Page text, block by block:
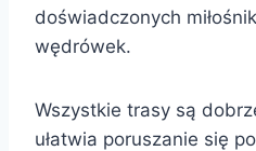
doświadczonych
wędrówek.
Wszystkie trasy są
ułatwia poruszanie się